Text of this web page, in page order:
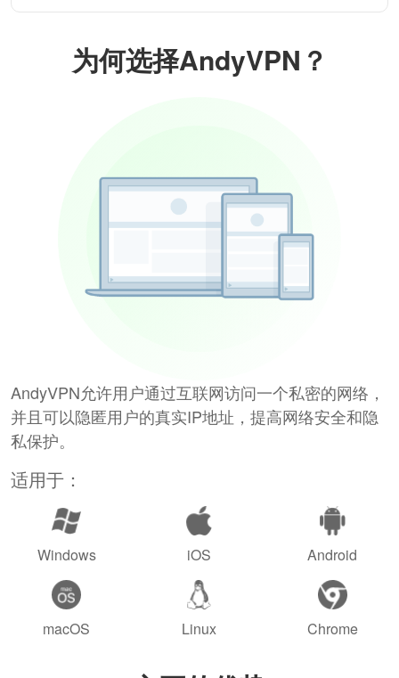
为何选择AndyVPN？
AndyVPN允许用户通过互联网访问一个私密的网络，
并且可以隐匿用户的真实IP地址，提高网络安全和隐
私保护。
适用于：
Windows iOS Android
macOS Linux Chrome